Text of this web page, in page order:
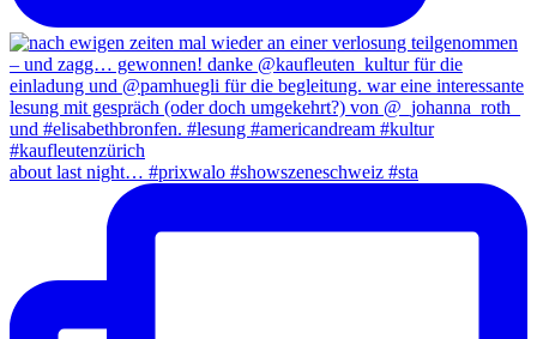
about last night… #prixwalo #showszeneschweiz #sta